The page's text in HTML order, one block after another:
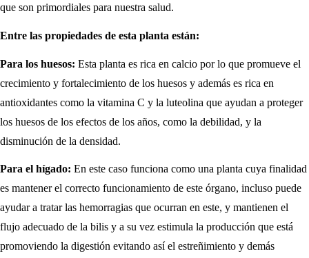
que son primordiales para nuestra salud.
Entre las propiedades de esta planta están:
Para los huesos: Esta planta es rica en calcio por lo que promueve el
crecimiento y fortalecimiento de los huesos y además es rica en
antioxidantes como la vitamina C y la luteolina que ayudan a proteger
los huesos de los efectos de los años, como la debilidad, y la
disminución de la densidad.
Para el hígado: En este caso funciona como una planta cuya finalidad
es mantener el correcto funcionamiento de este órgano, incluso puede
ayudar a tratar las hemorragias que ocurran en este, y mantienen el
flujo adecuado de la bilis y a su vez estimula la producción que está
promoviendo la digestión evitando así el estreñimiento y demás